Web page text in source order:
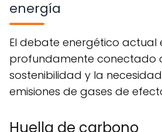
energía
El debate energético actual está
profundamente conectado
sostenibilidad y la
emisiones de gases de
Huella de carbono